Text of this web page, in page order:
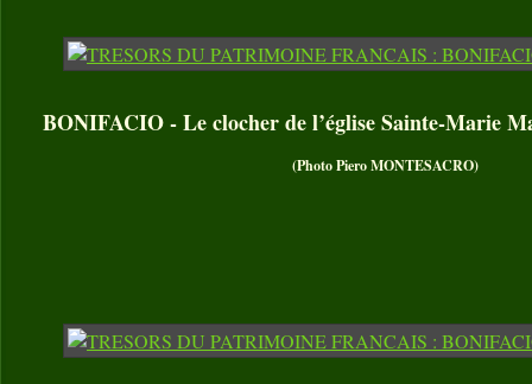
BONIFACIO - Le clocher de l’église Sainte-Marie
(Photo Piero MONTESACRO)